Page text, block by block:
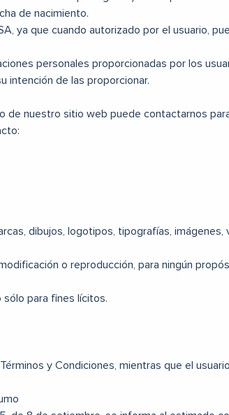
de nacimiento.
ya que cuando autorizado por el usuario,
personales proporcionadas por los
intención de las proporcionar.
de nuestro sitio web puede contactarnos
dibujos, logotipos, tipografías,
o reproducción, para ningún
para fines lícitos.
y Condiciones, mientras que el